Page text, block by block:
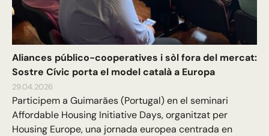
Aliances público-cooperatives i sòl fora del mercat:
Sostre Cívic porta el model català a Europa
29.04.2026
Participem a Guimarães (Portugal) en el seminari
Affordable Housing Initiative Days, organitzat per
Housing Europe, una jornada europea centrada en